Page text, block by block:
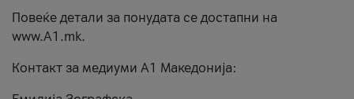
Повеќе детали за понудата се достапни на
www.А1.mk.
Контакт за медиуми А1 Македонија: